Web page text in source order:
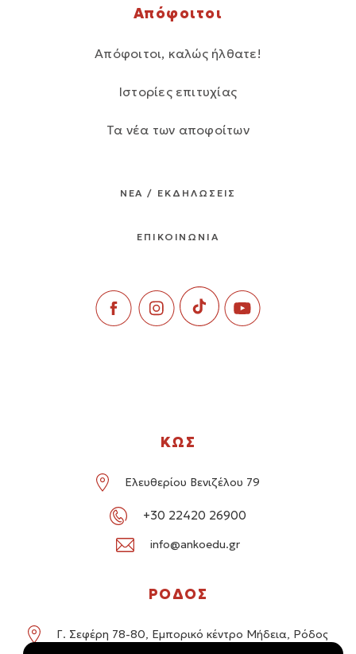
Απόφοιτοι
Απόφοιτοι, καλώς ήλθατε!
Ιστορίες επιτυχίας
Τα νέα των αποφοίτων
ΝΕΑ / ΕΚΔΗΛΩΣΕΙΣ
ΕΠΙΚΟΙΝΩΝΙΑ
ΚΩΣ
Ελευθερίου Βενιζέλου 79
+30 22420 26900
info@ankoedu.gr
ΡΟΔΟΣ
Γ. Σεφέρη 78-80, Εμπορικό κέντρο Μήδεια, Ρόδος